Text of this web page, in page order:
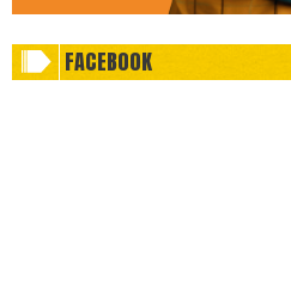
FACEBOOK